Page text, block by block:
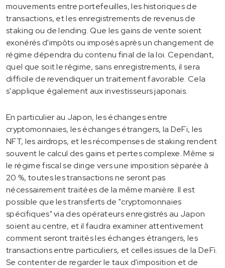
mouvements entre portefeuilles, les historiques de
transactions, et les enregistrements de revenus de
staking ou de lending. Que les gains de vente soient
exonérés d'impôts ou imposés après un changement de
régime dépendra du contenu final de la loi. Cependant,
quel que soit le régime, sans enregistrements, il sera
difficile de revendiquer un traitement favorable. Cela
s'applique également aux investisseurs japonais.
En particulier au Japon, les échanges entre
cryptomonnaies, les échanges étrangers, la DeFi, les
NFT, les airdrops, et les récompenses de staking rendent
souvent le calcul des gains et pertes complexe. Même si
le régime fiscal se dirige vers une imposition séparée à
20 %, toutes les transactions ne seront pas
nécessairement traitées de la même manière. Il est
possible que les transferts de "cryptomonnaies
spécifiques" via des opérateurs enregistrés au Japon
soient au centre, et il faudra examiner attentivement
comment seront traités les échanges étrangers, les
transactions entre particuliers, et celles issues de la DeFi.
Se contenter de regarder le taux d'imposition et de